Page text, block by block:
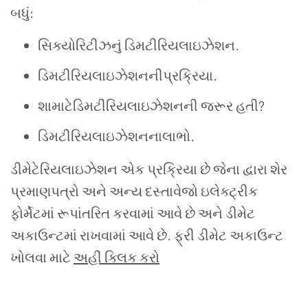
બધું:
સિક્યોરિટીઝનું ડિમટીરિયલાઇઝેશન.
ડિમટીરિયલાઇઝેશનનીપ્રક્રિયા.
શામાટેડિમટીરિયલાઇઝેશનની જરૂર હતી?
ડિમટીરિયલાઇઝેશનનાલાભો.
ડીમેટેરિયલાઇઝેશન એક પ્રક્રિયા છે જેના દ્વારા શેર
પ્રમાણપત્રો અને અન્ય દસ્તાવેજો ઇલેક્ટ્રીક
ફોર્મેટમાં રૂપાંતરિત કરવામાં આવે છે અને ડીમેટ
અકાઉન્ટમાં રાખવામાં આવે છે. ફ્રી ડીમેટ અકાઉન્ટ
ખોલવા માટે અહીં ક્લિક કરો